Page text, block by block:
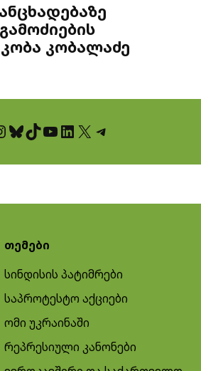
კობალაძე
Bluesky TikTok YouTube LinkedIn X Telegram
თემები
სინდისის პატიმრები
საპროტესტო აქციები
ომი უკრაინაში
რეპრესიული კანონები